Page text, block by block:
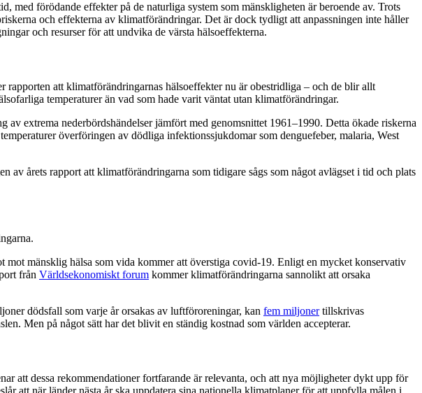
förödande effekter på de naturliga system som mänskligheten är beroende av. Trots
och effekterna av klimatförändringar. Det är dock tydligt att anpassningen inte håller
och resurser för att undvika de värsta hälsoeffekterna.
att klimatförändringarnas hälsoeffekter nu är obestridliga – och de blir allt
temperaturer än vad som hade varit väntat utan klimatförändringar.
extrema nederbördshändelser jämfört med genomsnittet 1961–1990. Detta ökade riskerna
överföringen av dödliga infektionssjukdomar som denguefeber, malaria, West
årets rapport att klimatförändringarna som tidigare sågs som något avlägset i tid och plats
mot mänsklig hälsa som vida kommer att överstiga covid-19. Enligt en mycket konservativ
från Världsekonomiskt forum kommer klimatförändringarna sannolikt att orsaka
dödsfall som varje år orsakas av luftföroreningar, kan fem miljonertillskrivas
Men på något sätt har det blivit en ständig kostnad som världen accepterar.
att dessa rekommendationer fortfarande är relevanta, och att nya möjligheter dykt upp för
att när länder nästa år ska uppdatera sina nationella klimatplaner för att uppfylla målen i